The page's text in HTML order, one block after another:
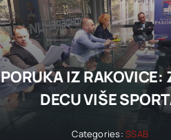
PORUKA IZ RAKOVICE:
DECU VIŠE
Categories:SSAB